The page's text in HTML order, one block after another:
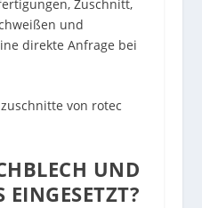
Zuschnitt,
und
direkte Anfrage bei
von rotec
UND